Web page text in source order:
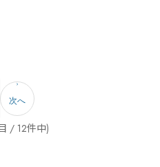
次へ
/ 12件中)